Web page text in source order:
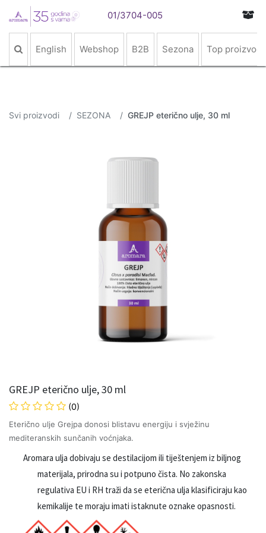
01/3704-005
English Webshop B2B Sezona Top proizvodi
Svi proizvodi SEZONA GREJP eterično ulje, 30 ml
GREJP eterično ulje, 30 ml
(0)
Eterično ulje Grejpa donosi blistavu energiju i svježinu
mediteranskih sunčanih voćnjaka.
Aromara ulja dobivaju se destilacijom ili tiještenjem iz biljnog
materijala, prirodna su i potpuno čista. No zakonska
regulativa EU i RH traži da se eterična ulja klasificiraju kao
kemikalije te moraju imati istaknute oznake opasnosti.